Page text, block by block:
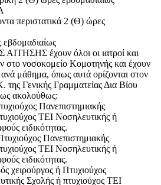
περιστατικά 2 (Θ) ώρες
έχουν όλοι οι ιατροί και
στο νοσοκομείο Κομοτηνής και έχουν
μάθημα, όπως αυτά ορίζονται στον
Γενικής Γραμματείας Δια Βίου
ακολούθως:
Πανεπιστημιακής
ΤΕΙ Νοσηλευτικής ή
ειδικότητας.
Πανεπιστημιακής
ΤΕΙ Νοσηλευτικής ή
ειδικότητας.
χειρούργος ή Πτυχιούχος
Σχολής ή πτυχιούχος ΤΕΙ